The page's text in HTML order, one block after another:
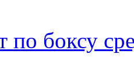
по боксу